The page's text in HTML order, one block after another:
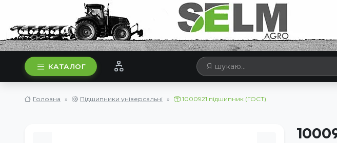
КАТАЛОГ
Головна Підшипники універсальні 1000921 підшипник (ГОСТ)